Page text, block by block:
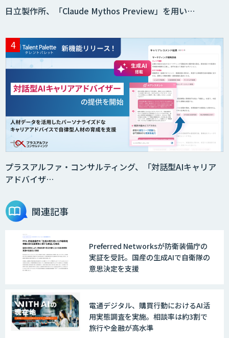
コンタクトセンター向け応対支援サービ
ス「AI Dig」
日立製作所、「Claude Mythos Preview」を用い…
プラスアルファ・コンサルティング、「対話型AIキャリア
アドバイザ…
関連記事
Preferred Networksが防衛装備庁の
実証を受託。国産の生成AIで自衛隊の
意思決定を支援
電通デジタル、購買行動におけるAI活
用実態調査を実施。相談率は約3割で
旅行や金融が高水準